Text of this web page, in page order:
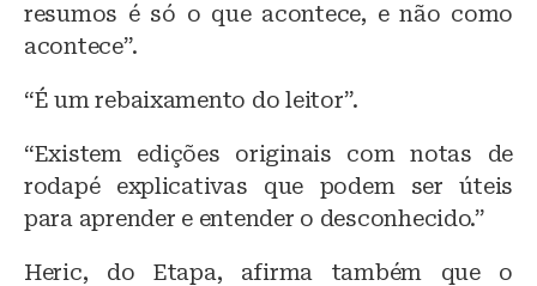
resumos é só o que acontece, e não como
acontece”.
“É um rebaixamento do leitor”.
“Existem edições originais com notas de
rodapé explicativas que podem ser úteis
para aprender e entender o desconhecido.”
Heric, do Etapa, afirma também que o